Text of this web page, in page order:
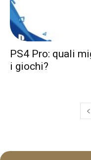
PS4 Pro: quali
i giochi?